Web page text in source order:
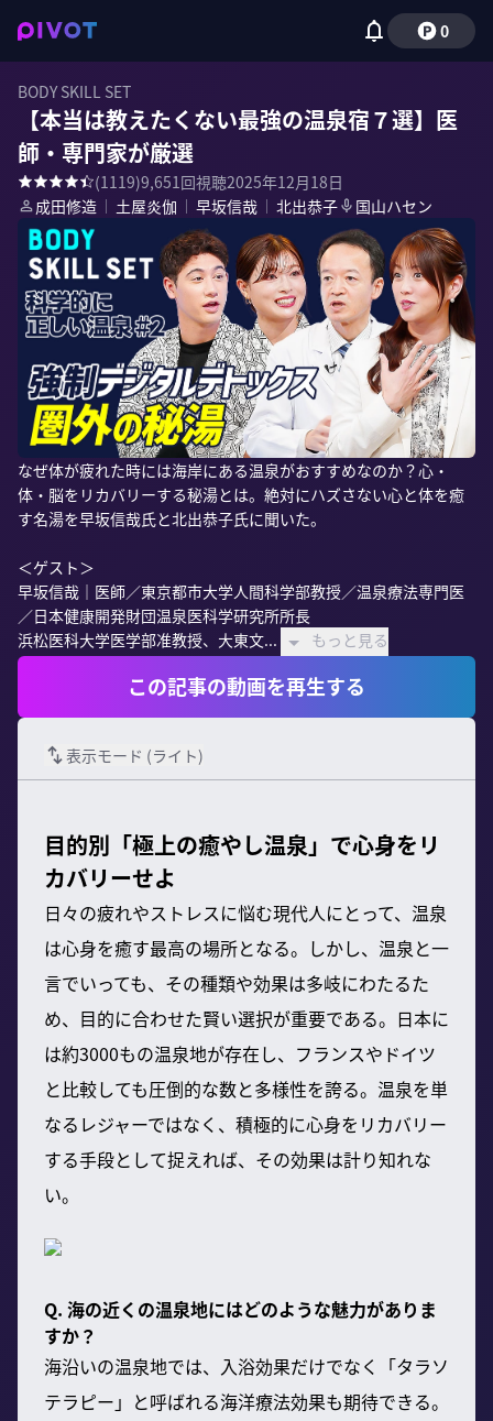
0
BODY SKILL SET
【本当は教えたくない最強の温泉宿７選】医
師・専門家が厳選
(1119)9,651回視聴2025年12月18日
成田修造 ｜ 土屋炎伽 ｜ 早坂信哉 ｜ 北出恭子 国山ハセン
なぜ体が疲れた時には海岸にある温泉がおすすめなのか？心・
体・脳をリカバリーする秘湯とは。絶対にハズさない心と体を癒
す名湯を早坂信哉氏と北出恭子氏に聞いた。
＜ゲスト＞
早坂信哉｜医師／東京都市大学人間科学部教授／温泉療法専門医
／日本健康開発財団温泉医科学研究所所長
浜松医科大学医学部准教授、大東文...
もっと見る
この記事の動画を再生する
表示モード (ライト)
目的別「極上の癒やし温泉」で心身をリ
カバリーせよ
日々の疲れやストレスに悩む現代人にとって、温泉
は心身を癒す最高の場所となる。しかし、温泉と一
言でいっても、その種類や効果は多岐にわたるた
め、目的に合わせた賢い選択が重要である。日本に
は約3000もの温泉地が存在し、フランスやドイツ
と比較しても圧倒的な数と多様性を誇る。温泉を単
なるレジャーではなく、積極的に心身をリカバリー
する手段として捉えれば、その効果は計り知れな
い。
Q. 海の近くの温泉地にはどのような魅力がありま
すか？
海沿いの温泉地では、入浴効果だけでなく「タラソ
テラピー」と呼ばれる海洋療法効果も期待できる。